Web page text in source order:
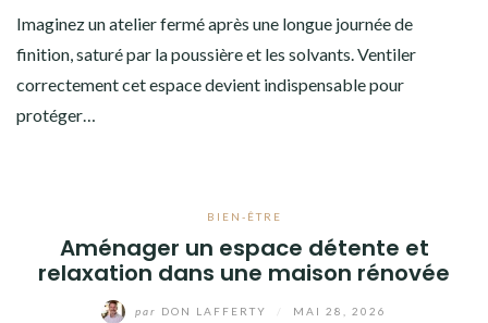
Imaginez un atelier fermé après une longue journée de
finition, saturé par la poussière et les solvants. Ventiler
correctement cet espace devient indispensable pour
protéger…
BIEN-ÊTRE
Aménager un espace détente et
relaxation dans une maison rénovée
par DON LAFFERTY MAI 28, 2026